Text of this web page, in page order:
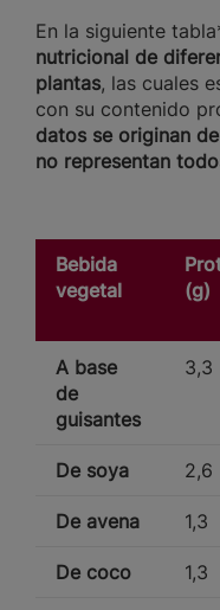
En la siguiente
nutricional de
plantas, las cuales
con su contenido
datos se originan
no representan
Bebida
vegetal
(g)
A base
de
guisantes
3,3
De soya 2,6
De avena 1,3
De coco 1,3